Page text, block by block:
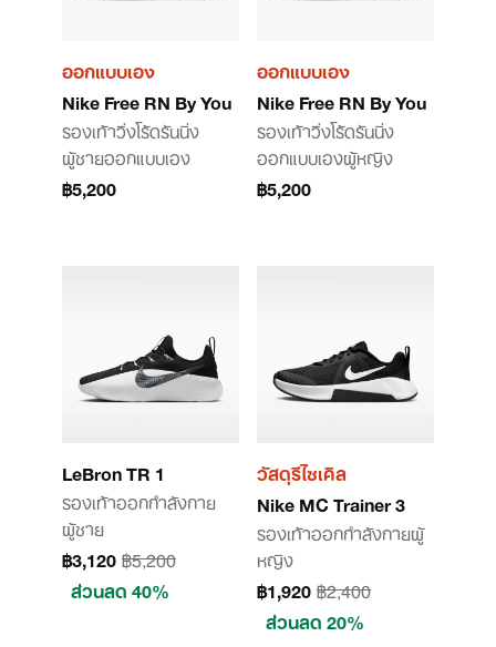
ออกแบบเอง
Nike Free RN By You
รองเท้าวิ่งโร้ดรันนิ่ง
ผู้ชายออกแบบเอง
฿5,200
ออกแบบเอง
Nike Free RN By You
รองเท้าวิ่งโร้ดรันนิ่ง
ออกแบบเองผู้หญิง
฿5,200
LeBron TR 1
รองเท้าออกกำลังกาย
ผู้ชาย
฿3,120฿5,200
ส่วนลด 40%
วัสดุรีไซเคิล
Nike MC Trainer 3
รองเท้าออกกำลังกายผู้
หญิง
฿1,920฿2,400
ส่วนลด 20%